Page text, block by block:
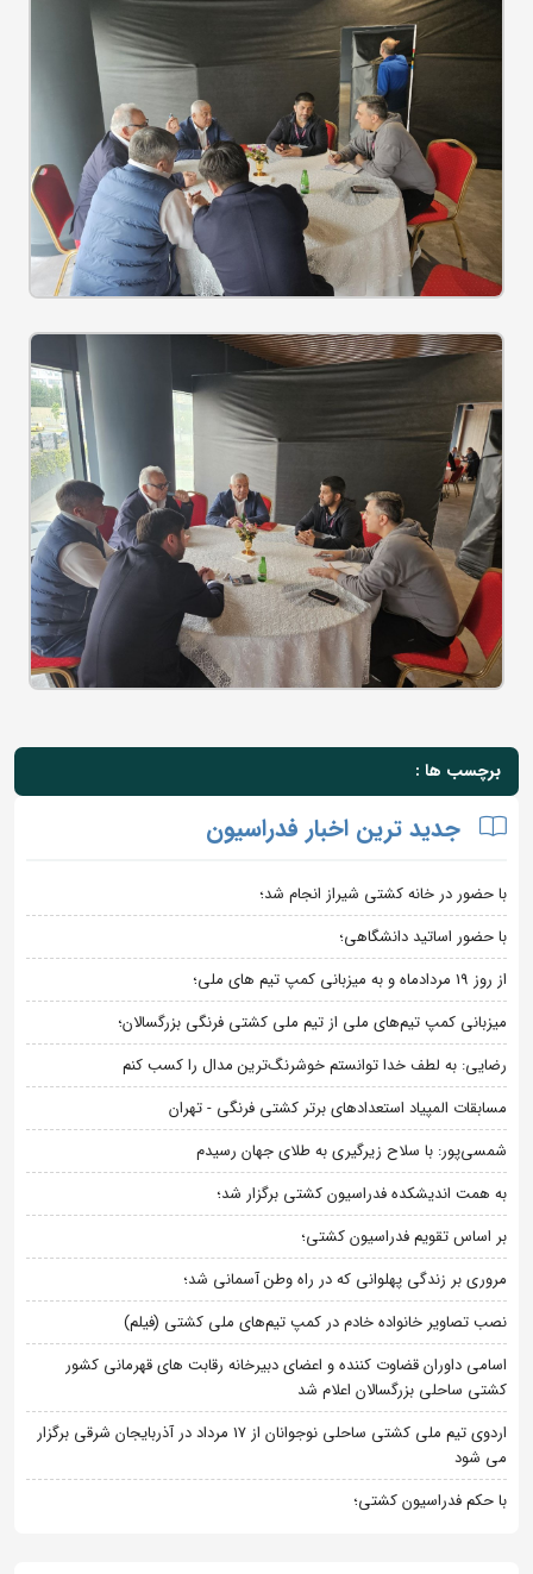
برچسب ها :
جدید ترین اخبار فدراسیون
با حضور در خانه کشتی شیراز انجام شد؛
با حضور اساتید دانشگاهی؛
از روز 19 مردادماه و به میزبانی کمپ تیم های ملی؛
میزبانی کمپ تیم‌های ملی از تیم ملی کشتی فرنگی بزرگسالان؛
رضایی: به لطف خدا توانستم خوشرنگ‌ترین مدال را کسب کنم
مسابقات المپیاد استعدادهای برتر کشتی فرنگی - تهران
شمسی‌پور: با سلاح زیرگیری به طلای جهان رسیدم
به همت اندیشکده فدراسیون کشتی برگزار شد؛
بر اساس تقویم فدراسیون کشتی؛
مروری بر زندگی پهلوانی که در راه وطن آسمانی شد؛
نصب تصاویر خانواده خادم در کمپ تیم‌های ملی کشتی (فیلم)
اسامی داوران قضاوت کننده و اعضای دبیرخانه رقابت های قهرمانی کشور
کشتی ساحلی بزرگسالان اعلام شد
اردوی تیم ملی کشتی ساحلی نوجوانان از 17 مرداد در آذربایجان شرقی برگزار
می شود
با حکم فدراسیون کشتی؛